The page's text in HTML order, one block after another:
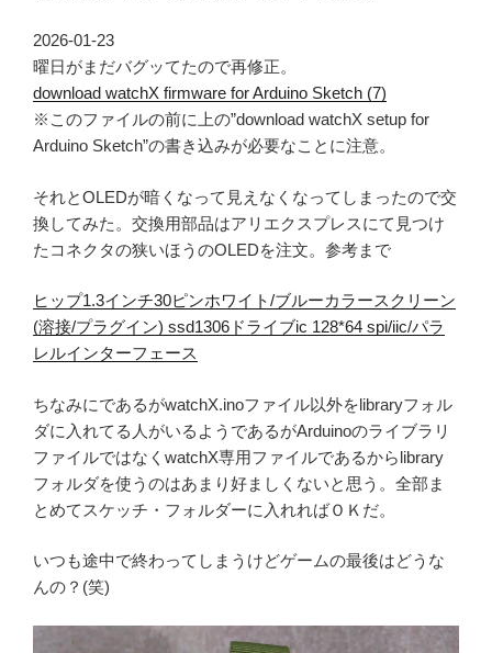
2026-01-23
曜日がまだバグッてたので再修正。
download watchX firmware for Arduino Sketch (7)
※このファイルの前に上の”download watchX setup for
Arduino Sketch”の書き込みが必要なことに注意。
それとOLEDが暗くなって見えなくなってしまったので交
換してみた。交換用部品はアリエクスプレスにて見つけ
たコネクタの狭いほうのOLEDを注文。参考まで
ヒップ1.3インチ30ピンホワイト/ブルーカラースクリーン
(溶接/プラグイン) ssd1306ドライブic 128*64 spi/iic/パラ
レルインターフェース
ちなみにであるがwatchX.inoファイル以外をlibraryフォル
ダに入れてる人がいるようであるがArduinoのライブラリ
ファイルではなくwatchX専用ファイルであるからlibrary
フォルダを使うのはあまり好ましくないと思う。全部ま
とめてスケッチ・フォルダーに入れればＯＫだ。
いつも途中で終わってしまうけどゲームの最後はどうな
んの？(笑)
動